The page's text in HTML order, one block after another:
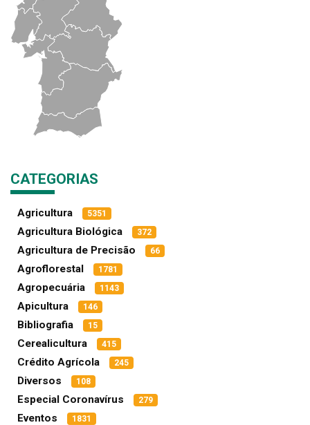
CATEGORIAS
Agricultura 5351
Agricultura Biológica 372
Agricultura de Precisão 66
Agroflorestal 1781
Agropecuária 1143
Apicultura 146
Bibliografia 15
Cerealicultura 415
Crédito Agrícola 245
Diversos 108
Especial Coronavírus 279
Eventos 1831